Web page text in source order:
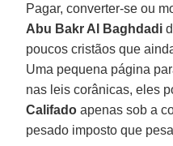
Pagar, converter-se ou
Abu Bakr Al Baghdadi
poucos cristãos que
Uma pequena página
nas leis corânicas, eles
Califado apenas sob a
pesado imposto que